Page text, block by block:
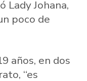
Lady Johana,
poco de
años, en dos
“es